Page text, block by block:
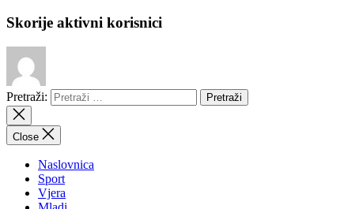
Skorije aktivni korisnici
Pretraži:
Close
Naslovnica
Sport
Vjera